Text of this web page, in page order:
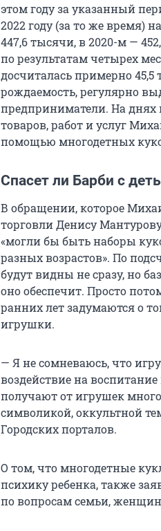
этом году за указанный
2022 году (за то же время)
447,6 тысячи, в 2020-м —
по результатам четырех
досчиталась примерно
рождаемость, регулярно
предприниматели. На днях
товаров, работ и услуг
помощью многодетных
Спасет ли Барби с
В обращении, которое
торговли Денису
«могли бы быть наборы
разных возрастов». По
будут видны не сразу, но
оно обеспечит. Просто
ранних лет задумаются о
игрушки.
— Я не сомневаюсь, что
воздействие на
получают от игрушек
символикой, оккультной
Городских порталов.
О том, что многодетные
психику ребенка, также
по вопросам семьи,